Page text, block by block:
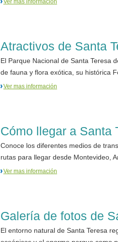
Ver mas información
Atractivos de Santa
El Parque Nacional de Santa Teresa
de fauna y flora exótica, su histórica
Ver mas información
Cómo llegar a Santa
Conoce los diferentes medios de
rutas para llegar desde Montevideo,
Ver mas información
Galería de fotos de
El entorno natural de Santa Teresa